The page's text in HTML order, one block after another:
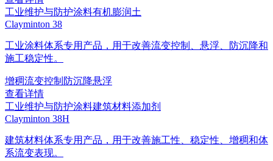
工业维护与防护涂料有机膨润土
Clayminton 38
工业涂料体系专用产品，用于改善流变控制、悬浮、防沉降和
施工稳定性。
增稠流变控制 防沉降悬浮
查看详情
工业维护与防护涂料建筑材料添加剂
Clayminton 38H
建筑材料体系专用产品，用于改善施工性、稳定性、增稠和体
系流变表现。